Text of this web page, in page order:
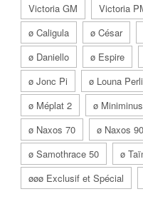
Victoria GM
Victoria
ø Caligula
ø César
ø Daniello
ø Espire
ø Jonc Pi
ø Louna
ø Méplat 2
ø Miniminus
ø Naxos 70
ø Naxos 90
ø Samothrace 50
ø
øøø Exclusif et Spécial